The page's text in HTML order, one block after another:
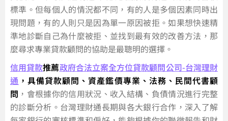
標準。但每個人的情況都不同，有的人是多個因素同時出
現問題，有的人則只是因為單一原因被拒。如果想快速精
準地診斷自己為什麼被拒、並找到最有效的改善方法，那
麼尋求專業貸款顧問的協助是最聰明的選擇。
信用貸款推薦政府合法立案全方位貸款顧問公司-台灣理財
通 ，具備貸款顧問、資產鑑價專業、法務、民間代書顧
問 ，會根據你的信用狀況、收入結構、負債情況進行完整
的診斷分析。台灣理財通長期與各大銀行合作，深入了解